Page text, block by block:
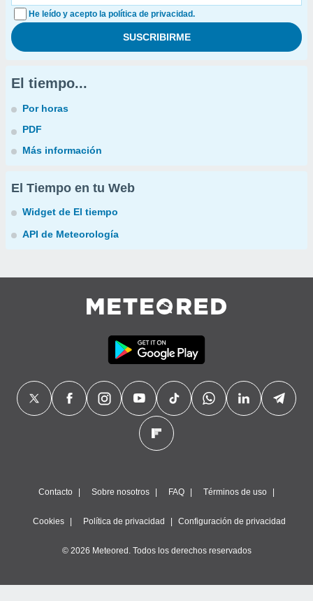
He leído y acepto la política de privacidad.
El tiempo...
Por horas
PDF
Más información
El Tiempo en tu Web
Widget de El tiempo
API de Meteorología
Contacto Sobre nosotros FAQ Términos de uso
Cookies Política de privacidad Configuración de privacidad
© 2026 Meteored. Todos los derechos reservados